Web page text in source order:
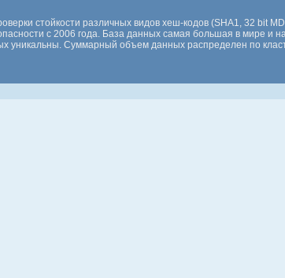
стойкости различных видов хеш-кодов (SHA1, 32 bit
с 2006 года. База данных самая большая в мире и
уникальны. Суммарный объем данных распределен по